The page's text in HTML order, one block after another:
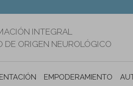
INTEGRAL
DE ORIGEN NEUROLÓGICO
EMPODERAMIENTO